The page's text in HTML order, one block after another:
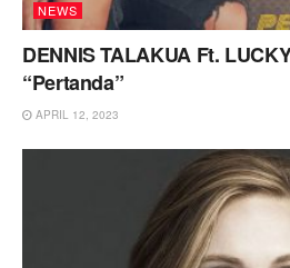
NEWS
DENNIS TALAKUA Ft.
“Pertanda”
APRIL 12, 2023